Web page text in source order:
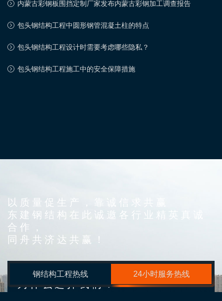
内蒙古彩钢板围挡定制厂家发布内蒙古彩钢加工调查报告
包头钢结构工程中圆形钢管混凝土柱的特点
包头钢结构工程设计时需要考虑哪些隐私？
包头钢结构工程施工中的安全保障措施
以质量促生产，靠诚信求共赢
东建钢结构在此诚邀各行业精英真诚
合作，
同舟共济达共赢！
为什么选择我们？
钢结构工程热线 24小时服务热线